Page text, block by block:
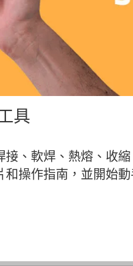
具
、軟焊、熱熔、收
操作指南，並開始動